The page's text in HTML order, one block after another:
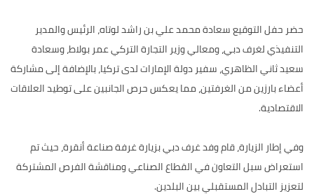
حضر حفل التوقيع سعادة محمد علي بن راشد لوتاه، الرئيس والمدير
التنفيذي لغرف دبي، ومعالي وزير التجارة التركي عمر بولاط، وسعادة
سعيد ثاني الظاهري، سفير دولة الإمارات لدى تركيا، بالإضافة إلى مشاركة
أعضاء بارزين من الغرفتين، مما يعكس حرص الجانبين على توطيد العلاقات
الاقتصادية.
وفي إطار الزيارة، قام وفد غرف دبي بزيارة غرفة صناعة أنقرة، حيث تم
استعراض سبل التعاون في القطاع الصناعي ومناقشة الفرص المشتركة
لتعزيز التبادل المستقبلي بين البلدين.